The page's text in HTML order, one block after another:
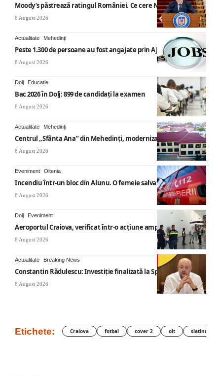
Moody’s păstrează ratingul României. Ce cere Nicușor Dan
8 August 2026
Actualitate Mehedinți
Peste 1.300 de persoane au fost angajate prin AJOFM Mehedinți
8 August 2026
Dolj Educație
Bac 2026 în Dolj: 899 de candidați la examen
8 August 2026
Actualitate Mehedinți
Centrul „Sfânta Ana” din Mehedinți, modernizat
8 August 2026
Eveniment Oltenia
Incendiu într-un bloc din Alunu. O femeie salvată
8 August 2026
Dolj Eveniment
Aeroportul Craiova, verificat într-o acțiune amplă
8 August 2026
Actualitate Breaking News
Constantin Rădulescu: Investiție finalizată la Spitalul Mihăești
8 August 2026
Etichete: Craiova fotbal cover 2 olt slatina